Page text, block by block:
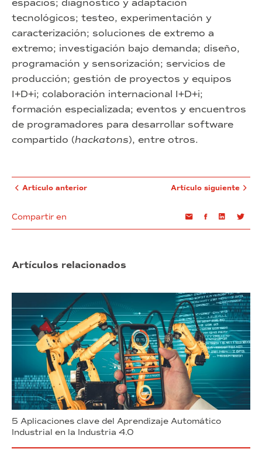
espacios; diagnóstico y adaptación
tecnológicos; testeo, experimentación y
caracterización; soluciones de extremo a
extremo; investigación bajo demanda; diseño,
programación y sensorización; servicios de
producción; gestión de proyectos y equipos
I+D+i; colaboración internacional I+D+i;
formación especializada; eventos y encuentros
de programadores para desarrollar software
compartido (hackatons), entre otros.
Artículo anterior
Compartir en EmailFacebookLinkedin
Artículo siguiente
Artículos relacionados
5 Aplicaciones clave del Aprendizaje Automático
Industrial en la Industria 4.0